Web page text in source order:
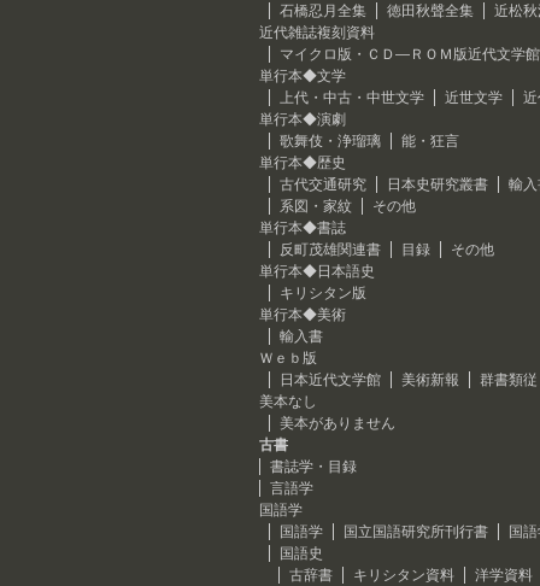
石橋忍月全集
徳田秋聲全集
近松
近代雑誌複刻資料
マイクロ版・ＣＤ―ＲＯＭ版近代文学館
単行本◆文学
上代・中古・中世文学
近世文学
単行本◆演劇
歌舞伎・浄瑠璃
能・狂言
単行本◆歴史
古代交通研究
日本史研究叢書
輸
系図・家紋
その他
単行本◆書誌
反町茂雄関連書
目録
その他
単行本◆日本語史
キリシタン版
単行本◆美術
輸入書
Ｗｅｂ版
日本近代文学館
美術新報
群書類
美本なし
美本がありません
古書
書誌学・目録
言語学
国語学
国語学
国立国語研究所刊行書
国
国語史
古辞書
キリシタン資料
洋学資料